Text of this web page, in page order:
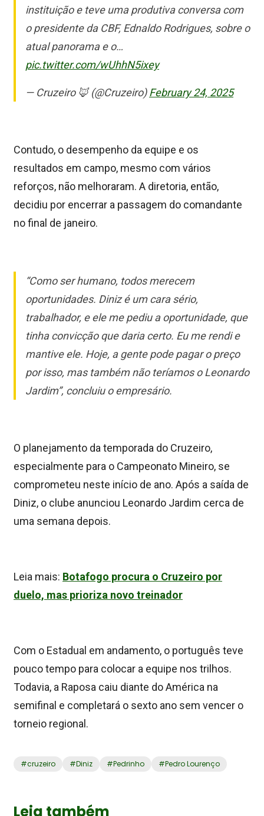
instituição e teve uma produtiva conversa com
o presidente da CBF, Ednaldo Rodrigues, sobre o
atual panorama e o…
pic.twitter.com/wUhhN5ixey
— Cruzeiro 🦊 (@Cruzeiro)February 24, 2025
Contudo, o desempenho da equipe e os
resultados em campo, mesmo com vários
reforços, não melhoraram. A diretoria, então,
decidiu por encerrar a passagem do comandante
no final de janeiro.
“Como ser humano, todos merecem
oportunidades. Diniz é um cara sério,
trabalhador, e ele me pediu a oportunidade, que
tinha convicção que daria certo. Eu me rendi e
mantive ele. Hoje, a gente pode pagar o preço
por isso, mas também não teríamos o Leonardo
Jardim”, concluiu o empresário.
O planejamento da temporada do Cruzeiro,
especialmente para o Campeonato Mineiro, se
comprometeu neste início de ano. Após a saída de
Diniz, o clube anunciou Leonardo Jardim cerca de
uma semana depois.
Leia mais: Botafogo procura o Cruzeiro por
duelo, mas prioriza novo treinador
Com o Estadual em andamento, o português teve
pouco tempo para colocar a equipe nos trilhos.
Todavia, a Raposa caiu diante do América na
semifinal e completará o sexto ano sem vencer o
torneio regional.
#cruzeiro #Diniz #Pedrinho #Pedro Lourenço
Leia também